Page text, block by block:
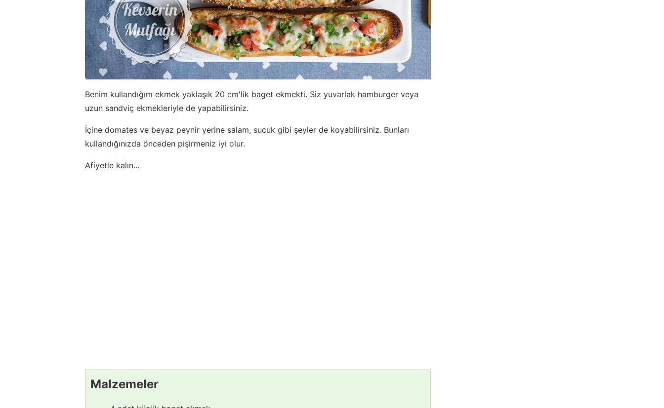
Benim kullandığım ekmek yaklaşık 20 cm'lik baget ekmekti. Siz yuvarlak hamburger veya
uzun sandviç ekmekleriyle de yapabilirsiniz.
İçine domates ve beyaz peynir yerine salam, sucuk gibi şeyler de koyabilirsiniz. Bunları
kullandığınızda önceden pişirmeniz iyi olur.
Afiyetle kalın...
Malzemeler